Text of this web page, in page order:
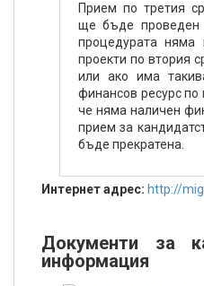
Прием по третия
ще бъде проведен
процедурата няма
проекти по втория
или ако има
финансов ресурс по
че няма наличен
прием за
бъде прекратена.
Интернет адрес: http://
Документи за
информация